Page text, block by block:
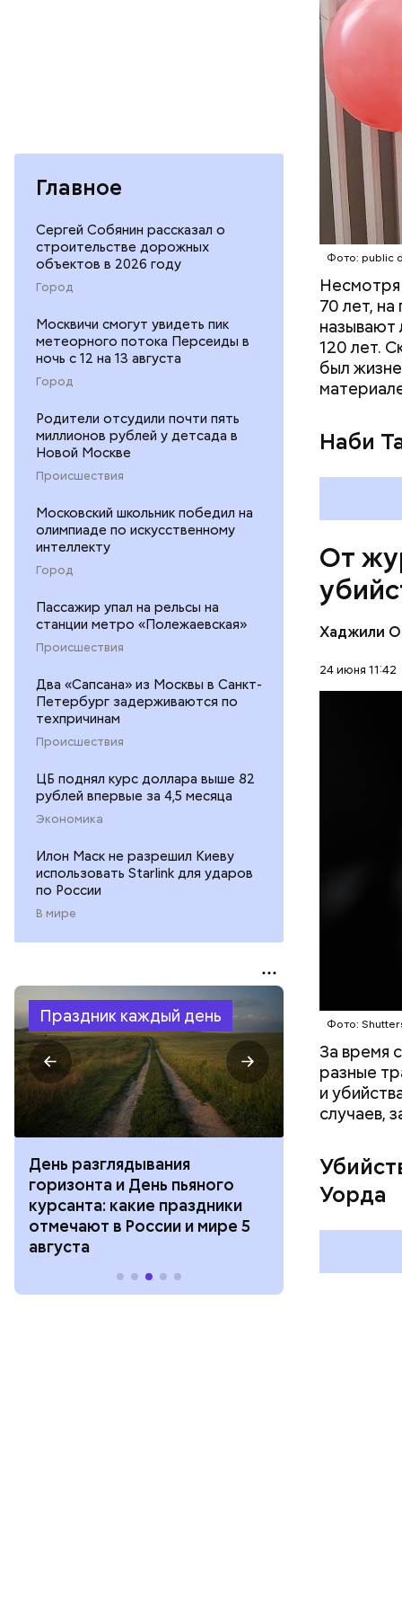
Главное
Сергей Собянин рассказал о
строительстве дорожных
объектов в 2026 году
Город
Москвичи смогут увидеть пик
метеорного потока Персеиды в
ночь с 12 на 13 августа
Город
Родители отсудили почти пять
миллионов рублей у детсада в
Новой Москве
Происшествия
Московский школьник победил на
олимпиаде по искусственному
интеллекту
Город
Пассажир упал на рельсы на
станции метро «Полежаевская»
Происшествия
Два «Сапсана» из Москвы в Санкт-
Петербург задерживаются по
техпричинам
Происшествия
ЦБ поднял курс доллара выше 82
рублей впервые за 4,5 месяца
Экономика
Илон Маск не разрешил Киеву
использовать Starlink для ударов
по России
В мире
Праздник каждый день
День качания на качелях и
День шампанского: какие
праздники отмечают в России
и мире 4 августа
День
с зеркалом:
отмечают в
августа
Фото: public
Несмотря
70 лет,
называют
120 лет.
был
Наби
Фото:
От
Хаджили
24 июня 11:42
Фото:
За время
разные
и
случаев,
Уорда
Фото:
26
и
туризма.
канала
спину.
но
умер не
котором
был
однажды
его
Фото: